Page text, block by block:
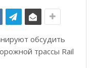
обсудить
трассы Rail